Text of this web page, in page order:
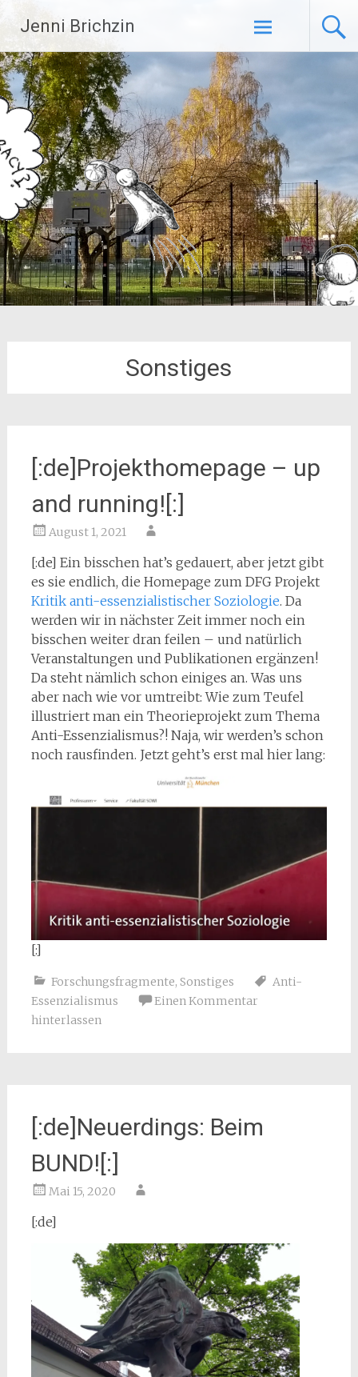
Jenni Brichzin
Zum
Inhalt
springen
Sonstiges
[:de]Projekthomepage – up
and running![:]
August 1, 2021
[:de] Ein bisschen hat’s gedauert, aber jetzt gibt
es sie endlich, die Homepage zum DFG Projekt
Kritik anti-essenzialistischer Soziologie. Da
werden wir in nächster Zeit immer noch ein
bisschen weiter dran feilen – und natürlich
Veranstaltungen und Publikationen ergänzen!
Da steht nämlich schon einiges an. Was uns
aber nach wie vor umtreibt: Wie zum Teufel
illustriert man ein Theorieprojekt zum Thema
Anti-Essenzialismus?! Naja, wir werden’s schon
noch rausfinden. Jetzt geht’s erst mal hier lang:
[:]
Forschungsfragmente, Sonstiges
Anti-
Essenzialismus
Einen Kommentar
hinterlassen
[:de]Neuerdings: Beim
BUND![:]
Mai 15, 2020
[:de]